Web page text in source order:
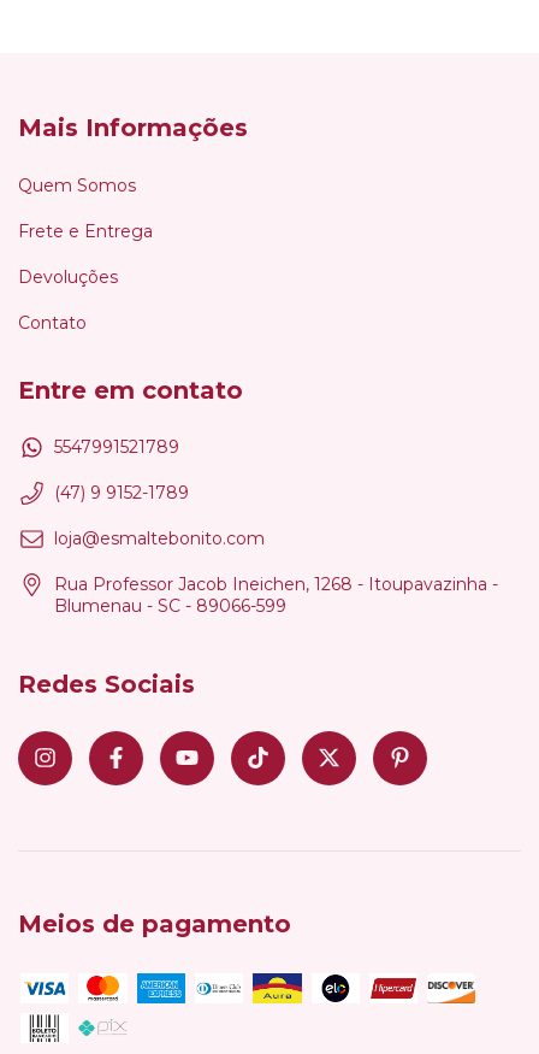
Mais Informações
Quem Somos
Frete e Entrega
Devoluções
Contato
Entre em contato
5547991521789
(47) 9 9152-1789
loja@esmaltebonito.com
Rua Professor Jacob Ineichen, 1268 - Itoupavazinha -
Blumenau - SC - 89066-599
Redes Sociais
Meios de pagamento